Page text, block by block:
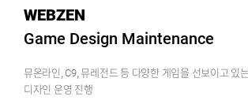
WEBZEN
Game Design Maintenance
뮤온라인, C9, 뮤레전드 등 다양한 게임을 선보이고 있
디자인 운영 진행